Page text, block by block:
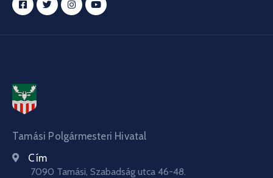
Tamási Polgármesteri Hivatal
Cím
7090 Tamási, Szabadság utca 46-48.